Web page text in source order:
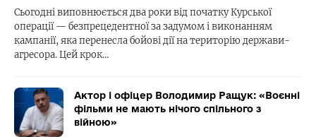
Сьогодні виповнюється два роки від початку Курської
операції — безпрецедентної за задумом і виконанням
кампанії, яка перенесла бойові дії на територію держави-
агресора. Цей крок…
Актор і офіцер Володимир Ращук: «Воєнні
фільми не мають нічого спільного з
війною»